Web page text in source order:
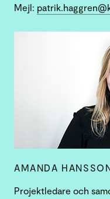
Mejl:
AMANDA
Projektledare och